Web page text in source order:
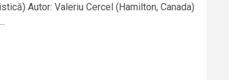
Autor: Valeriu Cercel (Hamilton, Canada)